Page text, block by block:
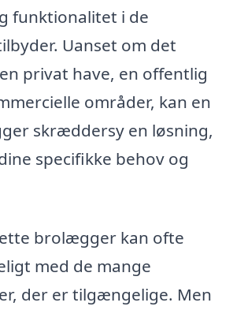
funktionalitet i de
Uanset om det
privat have, en offentlig
områder, kan en
skræddersy en løsning,
specifikke behov og
brolægger kan ofte
med de mange
der er tilgængelige. Men